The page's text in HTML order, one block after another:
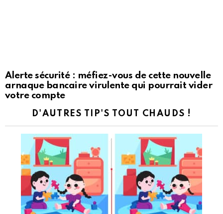
Alerte sécurité : méfiez-vous de cette nouvelle
arnaque bancaire virulente qui pourrait vider
votre compte
D'AUTRES TIP'S TOUT CHAUDS !